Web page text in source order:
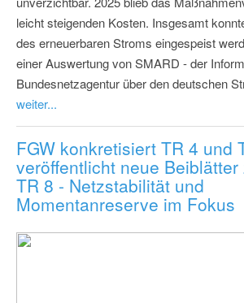
leicht steigenden Kosten. Insgesamt
des erneuerbaren Stroms eingespeist
einer Auswertung von SMARD - der
Bundesnetzagentur über den deutschen
weiter...
FGW konkretisiert TR 4 und
veröffentlicht neue
TR 8 - Netzstabilität und
Momentanreserve im Fokus